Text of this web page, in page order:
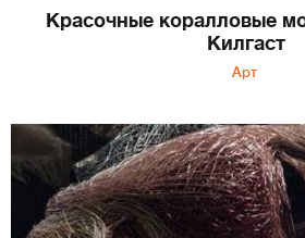
Красочные коралловые
Килгаст
Арт